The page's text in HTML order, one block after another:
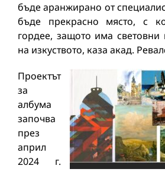
бъде аранжирано от
бъде прекрасно място, с
гордее, защото има световни
на изкуството, каза акад.
Проектът
за
албума
започва
през
април
2024 г.